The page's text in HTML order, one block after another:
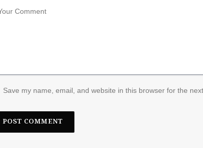
Save my name, email, and website in this browser for the